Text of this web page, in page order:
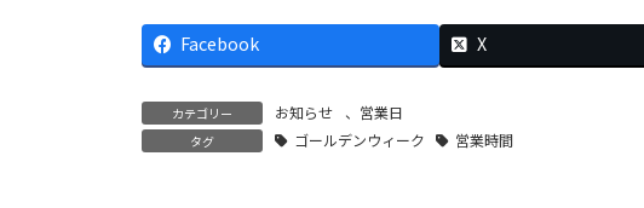
Facebook X
カテゴリー お知らせ 、 営業日
タグ ゴールデンウィーク 営業時間